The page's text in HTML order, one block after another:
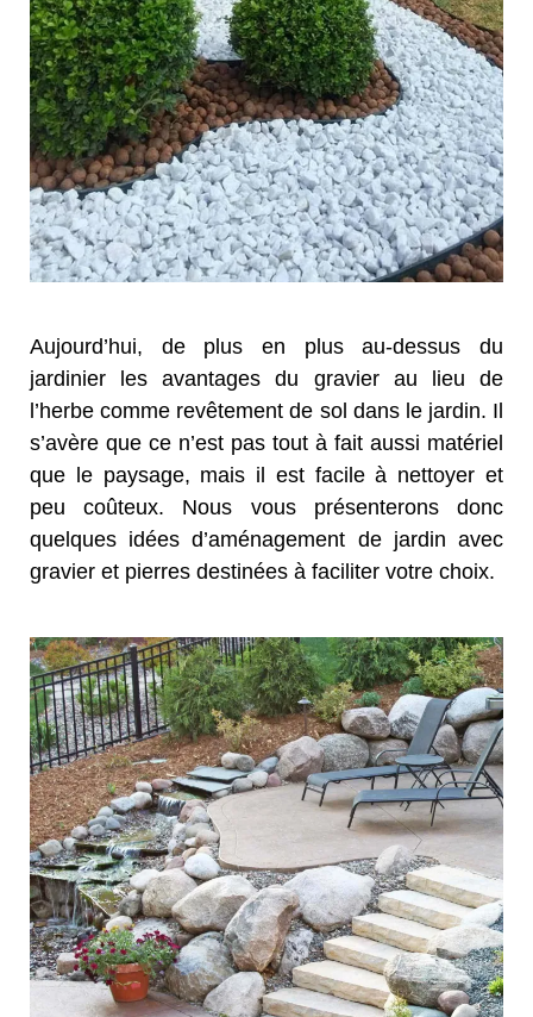
Aujourd’hui, de plus en plus au-dessus du
jardinier les avantages du gravier au lieu de
l’herbe comme revêtement de sol dans le jardin. Il
s’avère que ce n’est pas tout à fait aussi matériel
que le paysage, mais il est facile à nettoyer et
peu coûteux. Nous vous présenterons donc
quelques idées d’aménagement de jardin avec
gravier et pierres destinées à faciliter votre choix.